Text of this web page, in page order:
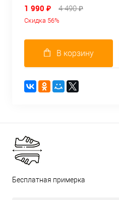
1 990 ₽ 4 490 ₽
Скидка 56%
В корзину
Бесплатная примерка